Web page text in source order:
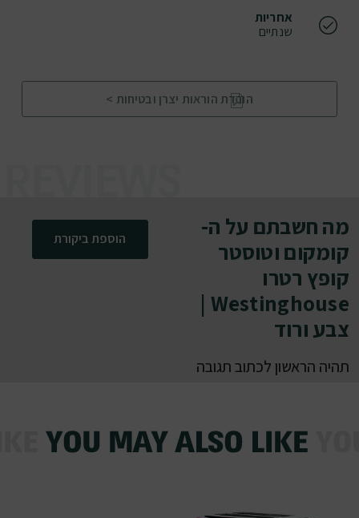
אחריות
שנתיים
הורדת הוראות יצרן ובטיחות >
מה חשבתם על ה-
קומקום וטוסטר
קופץ רטרו
Westinghouse |
צבע ורוד
תהיה הראשון לכתוב תגובה
הוספת ביקורת